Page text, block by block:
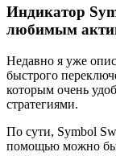
Индикатор
любимым
Недавно я уже
быстрого
которым очень
стратегиями.
По сути, Symbol
помощью можно